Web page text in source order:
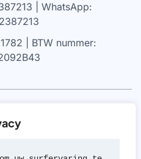
| WhatsApp:
| BTW nummer:
leveranciers of van de